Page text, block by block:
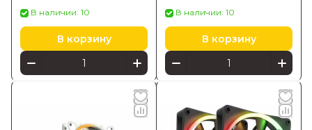
В наличии: 10
В корзину
В наличии: 10
В корзину